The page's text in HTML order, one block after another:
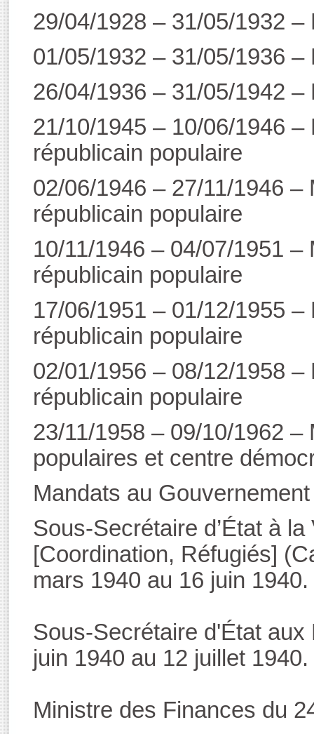
29/04/1928 – 31/05/1932
01/05/1932 – 31/05/1936
26/04/1936 – 31/05/1942
21/10/1945 – 10/06/1946
républicain populaire
02/06/1946 – 27/11/1946
républicain populaire
10/11/1946 – 04/07/1951
républicain populaire
17/06/1951 – 01/12/1955
républicain populaire
02/01/1956 – 08/12/1958
républicain populaire
23/11/1958 – 09/10/1962
populaires et centre
Mandats au
Sous-Secrétaire d’État à
[Coordination, Réfugiés]
mars 1940 au 16 juin 1940.
Sous-Secrétaire d'État
juin 1940 au 12 juillet 1940.
Ministre des Finances du